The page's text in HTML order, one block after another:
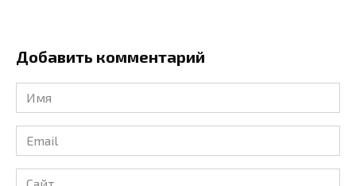
Добавить комментарий
Имя
*
Email
*
Сайт